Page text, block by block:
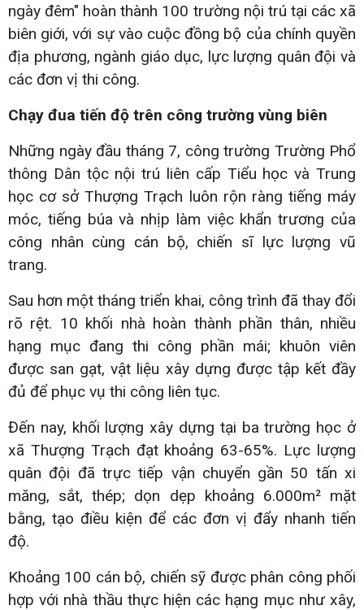
ngày đêm" hoàn thành 100 trường nội trú tại các xã
biên giới, với sự vào cuộc đồng bộ của chính quyền
địa phương, ngành giáo dục, lực lượng quân đội và
các đơn vị thi công.
Chạy đua tiến độ trên công trường vùng biên
Những ngày đầu tháng 7, công trường Trường Phổ
thông Dân tộc nội trú liên cấp Tiểu học và Trung
học cơ sở Thượng Trạch luôn rộn ràng tiếng máy
móc, tiếng búa và nhịp làm việc khẩn trương của
công nhân cùng cán bộ, chiến sĩ lực lượng vũ
trang.
Sau hơn một tháng triển khai, công trình đã thay đổi
rõ rệt. 10 khối nhà hoàn thành phần thân, nhiều
hạng mục đang thi công phần mái; khuôn viên
được san gạt, vật liệu xây dựng được tập kết đầy
đủ để phục vụ thi công liên tục.
Đến nay, khối lượng xây dựng tại ba trường học ở
xã Thượng Trạch đạt khoảng 63-65%. Lực lượng
quân đội đã trực tiếp vận chuyển gần 50 tấn xi
măng, sắt, thép; dọn dẹp khoảng 6.000m² mặt
bằng, tạo điều kiện để các đơn vị đẩy nhanh tiến
độ.
Khoảng 100 cán bộ, chiến sỹ được phân công phối
hợp với nhà thầu thực hiện các hạng mục như xây,